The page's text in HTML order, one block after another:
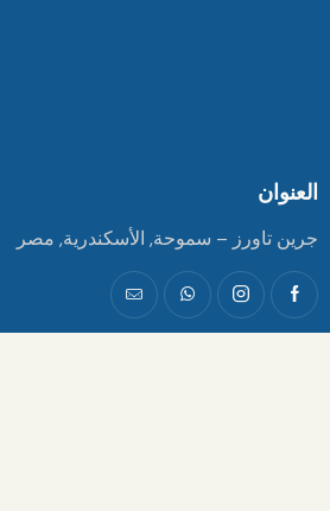
العنوان
جرين تاورز – سموحة, الأسكندرية, مصر